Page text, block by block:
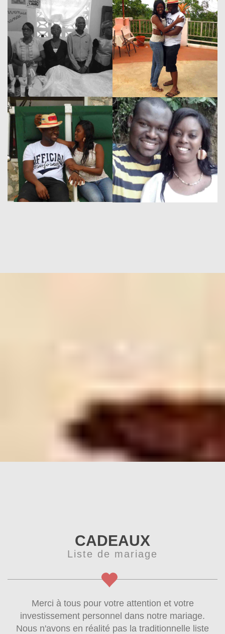
CADEAUX
Liste de mariage
Merci à tous pour votre attention et votre
investissement personnel dans notre mariage.
Nous n'avons en réalité pas la traditionnelle liste